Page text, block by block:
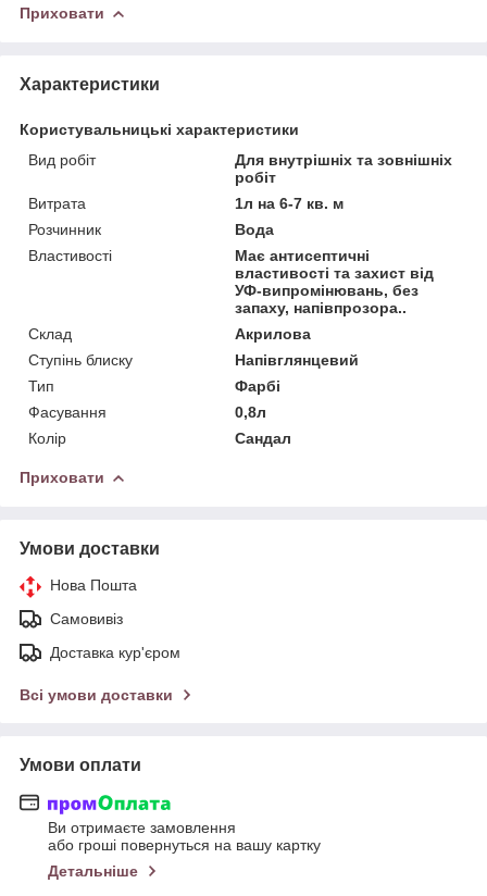
Приховати
Характеристики
Користувальницькі характеристики
Вид робіт
Для внутрішніх та зовнішніх
робіт
Витрата
1л на 6-7 кв. м
Розчинник
Вода
Властивості
Має антисептичні
властивості та захист від
УФ-випромінювань, без
запаху, напівпрозора..
Склад
Акрилова
Ступінь блиску
Напівглянцевий
Тип
Фарбі
Фасування
0,8л
Колір
Сандал
Приховати
Умови доставки
Нова Пошта
Самовивіз
Доставка кур'єром
Всі умови доставки
Умови оплати
Ви отримаєте замовлення
або гроші повернуться на вашу картку
Детальніше